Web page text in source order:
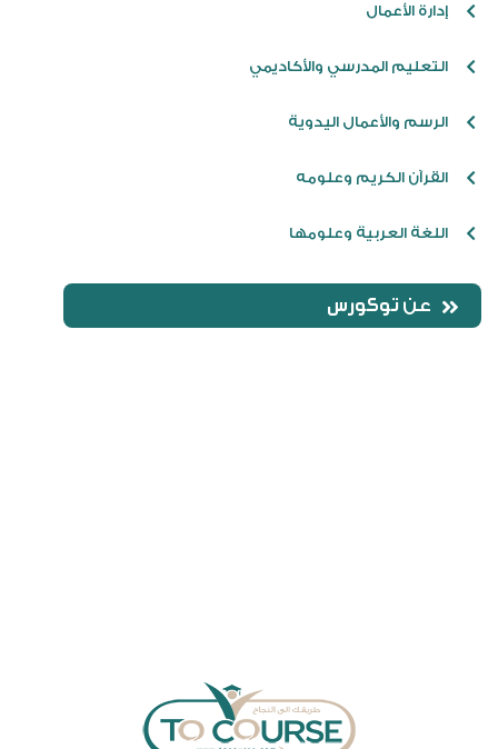
إدارة الأعمال
التعليم المدرسي والأكاديمي
الرسم والأعمال اليدوية
القرآن الكريم وعلومه
اللغة العربية وعلومها
عنتوكورس